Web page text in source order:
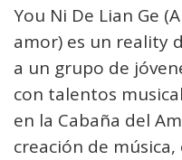
You Ni De Lian Ge
amor) es un reality
a un grupo de
con talentos
en la Cabaña del
creación de